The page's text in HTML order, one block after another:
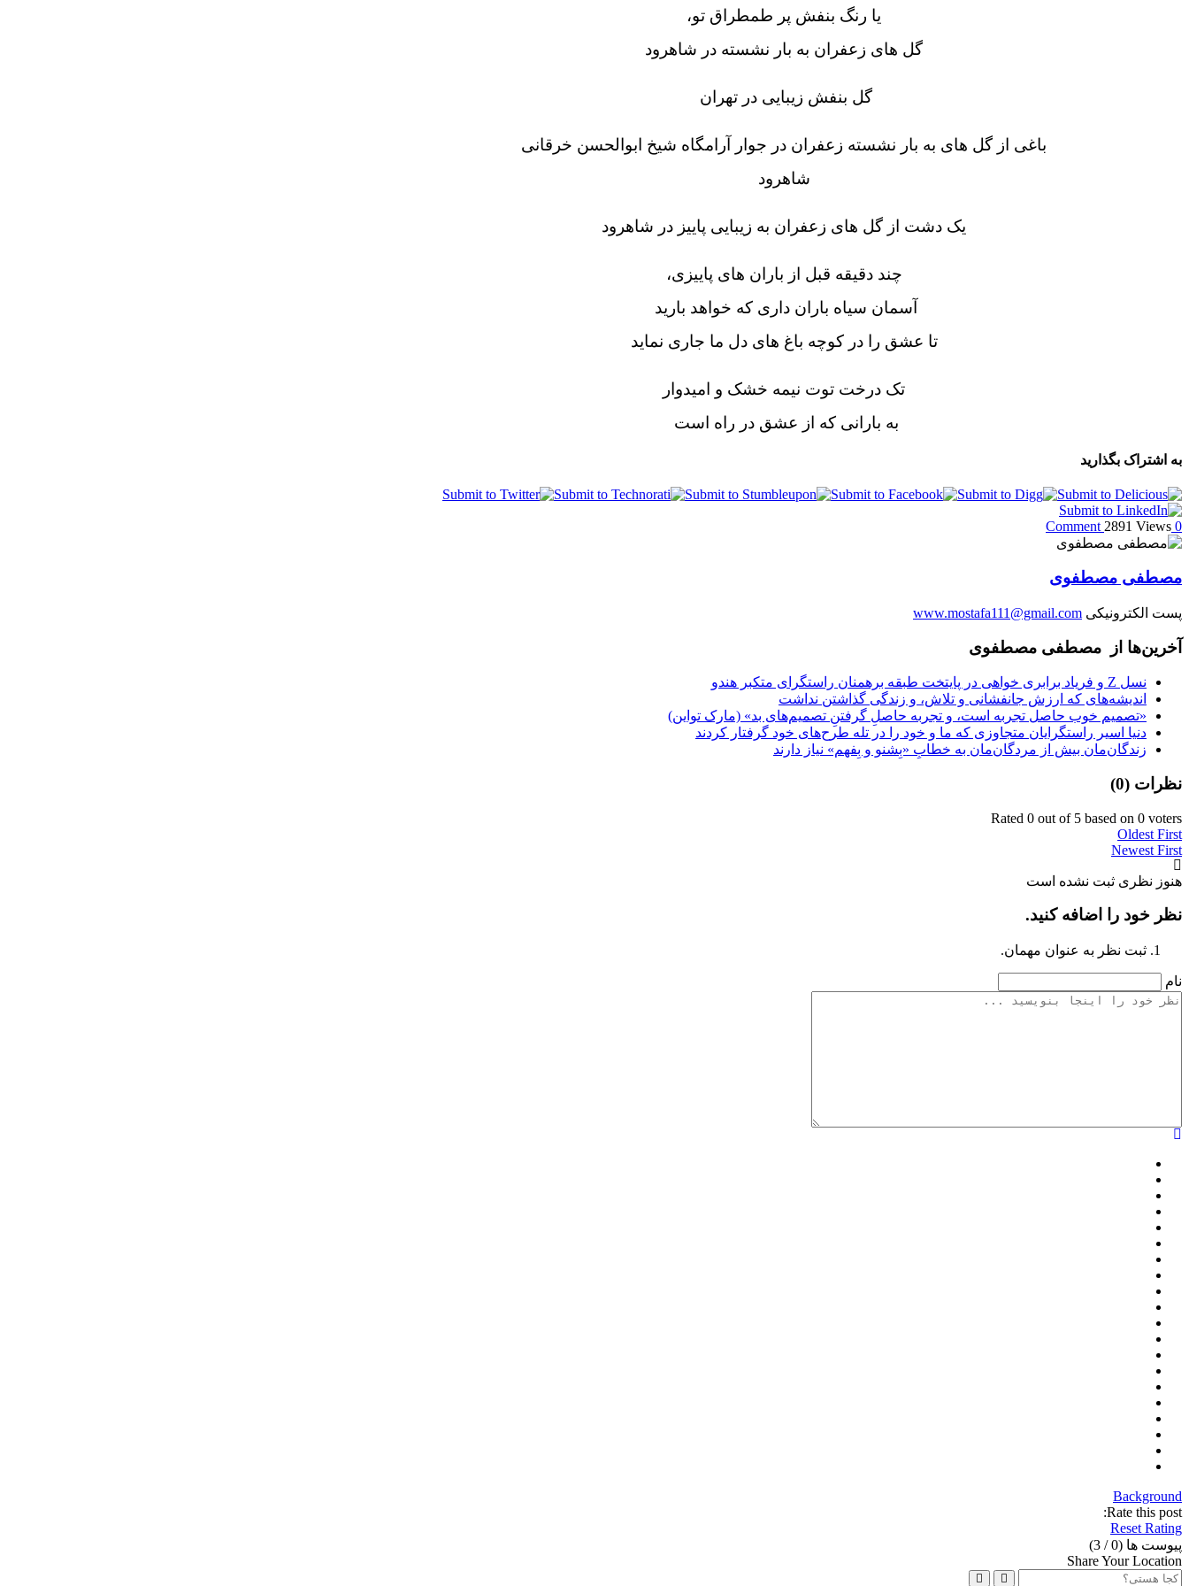
یا رنگ بنفش پر طمطراق تو،
گل های زعفران به بار نشسته در شاهرود
گل بنفش زیبایی در تهران
باغی از گل های به بار نشسته زعفران در جوار آرامگاه شیخ ابوالحسن خرقانی
شاهرود
یک دشت از گل های زعفران به زیبایی پاییز در شاهرود
چند دقیقه قبل از باران های پاییزی،
آسمان سیاه باران داری که خواهد بارید
تا عشق را در کوچه باغ های دل ما جاری نماید
تک درخت توت نیمه خشک و امیدوار
به بارانی که از عشق در راه است
به اشتراک بگذارید
0 Comment
2891 Views
مصطفی مصطفوی
پست الکترونیکی www.mostafa111@gmail.com
آخرین‌ها از مصطفی مصطفوی
نسل Z و فریاد برابری خواهی در پایتخت طبقه برهمنان راستگرای متکبر هندو
اندیشه‌های که ارزش جانفشانی و تلاش، و زندگی گذاشتن نداشت
«تصمیم‌ خوب حاصل تجربه‌ است، و تجربه حاصلِ گرفتنِ تصمیم‌های بد» (مارک تواین)
دنیا اسیر راستگرایان متجاوزی‌ که ما و خود را در تله طرح‌های خود گرفتار کردند
زندگان‌مان بیش از مردگان‌مان به خطابِ «بِشنو و بِفهم» نیاز دارند
نظرات (0
)
Rated 0 out of 5 based on 0 voters
Oldest First
Newest First
هنوز نظری ثبت نشده است
نظر خود را اضافه کنید.
ثبت نظر به عنوان مهمان.
نام
Background
Rate this post:
Reset Rating
پیوست ها (0
/ 3)
Share Your Location